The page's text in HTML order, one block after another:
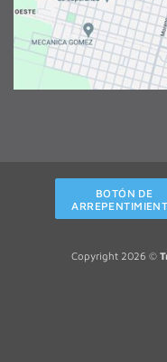
BOTÓN DE
Copyright 2026 ©